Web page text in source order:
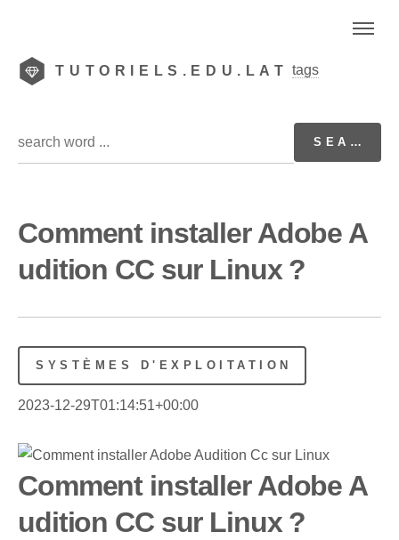
TUTORIELS.EDU.LAT tags
Comment installer Adobe A
udition CC sur Linux ?
SYSTÈMES D'EXPLOITATION
2023-12-29T01:14:51+00:00
Comment installer Adobe A
udition CC sur Linux ?